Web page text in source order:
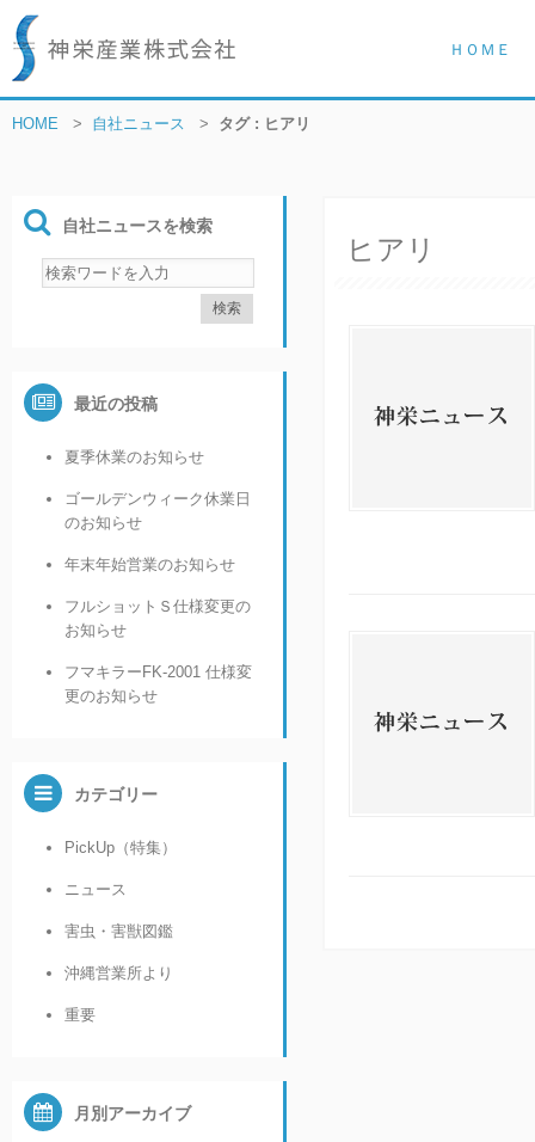
ＨＯＭＥ
HOME > 自社ニュース > タグ : ヒアリ
ヒアリ
自社ニュースを検索
最近の投稿
夏季休業のお知らせ
ゴールデンウィーク休業日
のお知らせ
年末年始営業のお知らせ
フルショットＳ仕様変更の
お知らせ
フマキラーFK-2001 仕様変
更のお知らせ
カテゴリー
PickUp（特集）
ニュース
害虫・害獣図鑑
沖縄営業所より
重要
月別アーカイブ